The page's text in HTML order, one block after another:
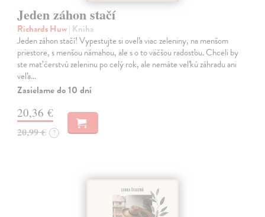
Jeden záhon stačí
Richards Huw| Kniha
Jeden záhon stačí! Vypestujte si oveľa viac zeleniny, na menšom
priestore, s menšou námahou, ale s o to väčšou radosťou. Chceli by
ste mať čerstvú zeleninu po celý rok, ale nemáte veľkú záhradu ani
veľa…
Zasielame do 10 dní
20,36 €
20,99 € ?